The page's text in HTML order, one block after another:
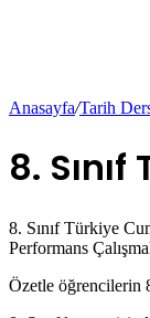
Anasayfa/Tarih
8.
8. Sınıf Türkiye
Performans
Özetle öğrencilerin